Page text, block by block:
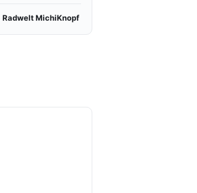
Radwelt MichiKnopf